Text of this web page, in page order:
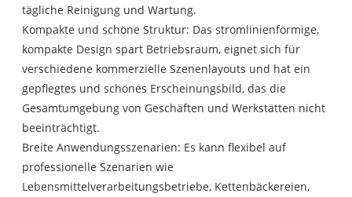
tägliche Reinigung und Wartung.
Kompakte und schöne Struktur: Das stromlinienförmige,
kompakte Design spart Betriebsraum, eignet sich für
verschiedene kommerzielle Szenenlayouts und hat ein
gepflegtes und schönes Erscheinungsbild, das die
Gesamtumgebung von Geschäften und Werkstätten nicht
beeinträchtigt.
Breite Anwendungsszenarien: Es kann flexibel auf
professionelle Szenarien wie
Lebensmittelverarbeitungsbetriebe, Kettenbäckereien,